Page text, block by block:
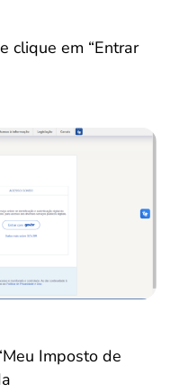
clique em “Entrar
Imposto de